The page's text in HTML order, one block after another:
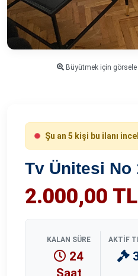
Büyütmek için görsele
Şu an 5 kişi bu ilanı
Tv Ünitesi No
2.000,00 TL
KALAN SÜRE
24
Saat
AKTIF